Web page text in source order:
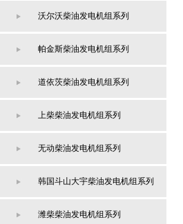
沃尔沃柴油发电机组系列
帕金斯柴油发电机组系列
道依茨柴油发电机组系列
上柴柴油发电机组系列
无动柴油发电机组系列
韩国斗山大宇柴油发电机组系列
潍柴柴油发电机组系列